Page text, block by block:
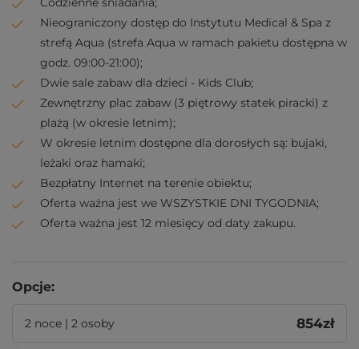
Nieograniczony dostęp do Instytutu Medical & Spa z
strefą Aqua (strefa Aqua w ramach pakietu dostępna w
godz. 09:00-21:00);
Dwie sale zabaw dla dzieci - Kids Club;
Zewnętrzny plac zabaw (3 piętrowy statek piracki) z
plażą (w okresie letnim);
W okresie letnim dostępne dla dorosłych są: bujaki,
leżaki oraz hamaki;
Bezpłatny Internet na terenie obiektu;
Oferta ważna jest we WSZYSTKIE DNI TYGODNIA;
Oferta ważna jest 12 miesięcy od daty zakupu.
Opcje:
2 noce | 2 osoby 854zł